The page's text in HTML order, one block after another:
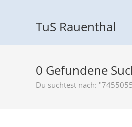
TuS Rauenthal
0 Gefundene
Du suchtest nach: